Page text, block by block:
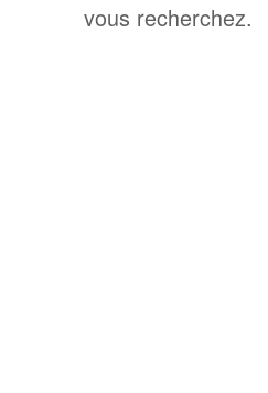
vous recherchez.